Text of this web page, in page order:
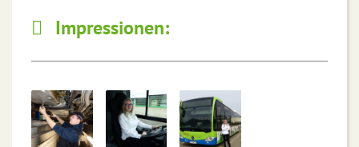
Impressionen: